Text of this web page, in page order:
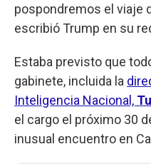
pospondremos el viaje
escribió Trump en su
Estaba previsto que
gabinete, incluida la
Inteligencia Nacional,
el cargo el próximo 30
inusual encuentro en